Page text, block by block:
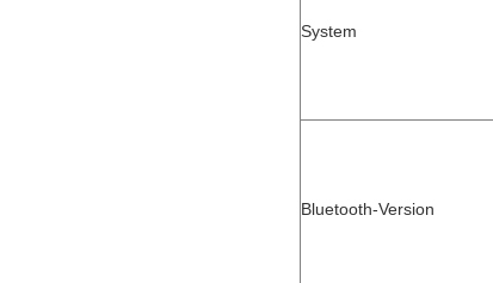
System
Bluetooth-Version